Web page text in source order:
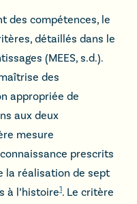
des compétences, le
détaillés dans le
(MEES, s.d.).
des
appropriée de
aux deux
mesure
prescrits
la réalisation de sept
à l’histoire1. Le critère